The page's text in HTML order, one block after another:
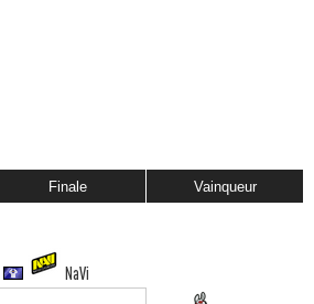
Finale Vainqueur
NaVi